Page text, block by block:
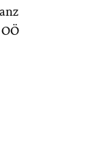
OÖ